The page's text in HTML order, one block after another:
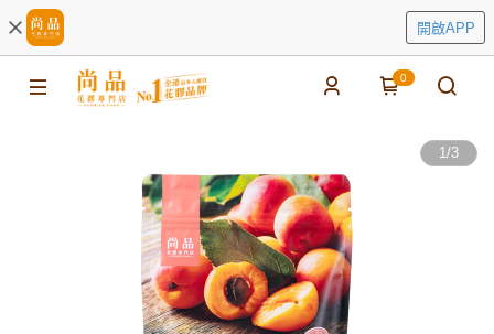
開啟APP
0
1/3